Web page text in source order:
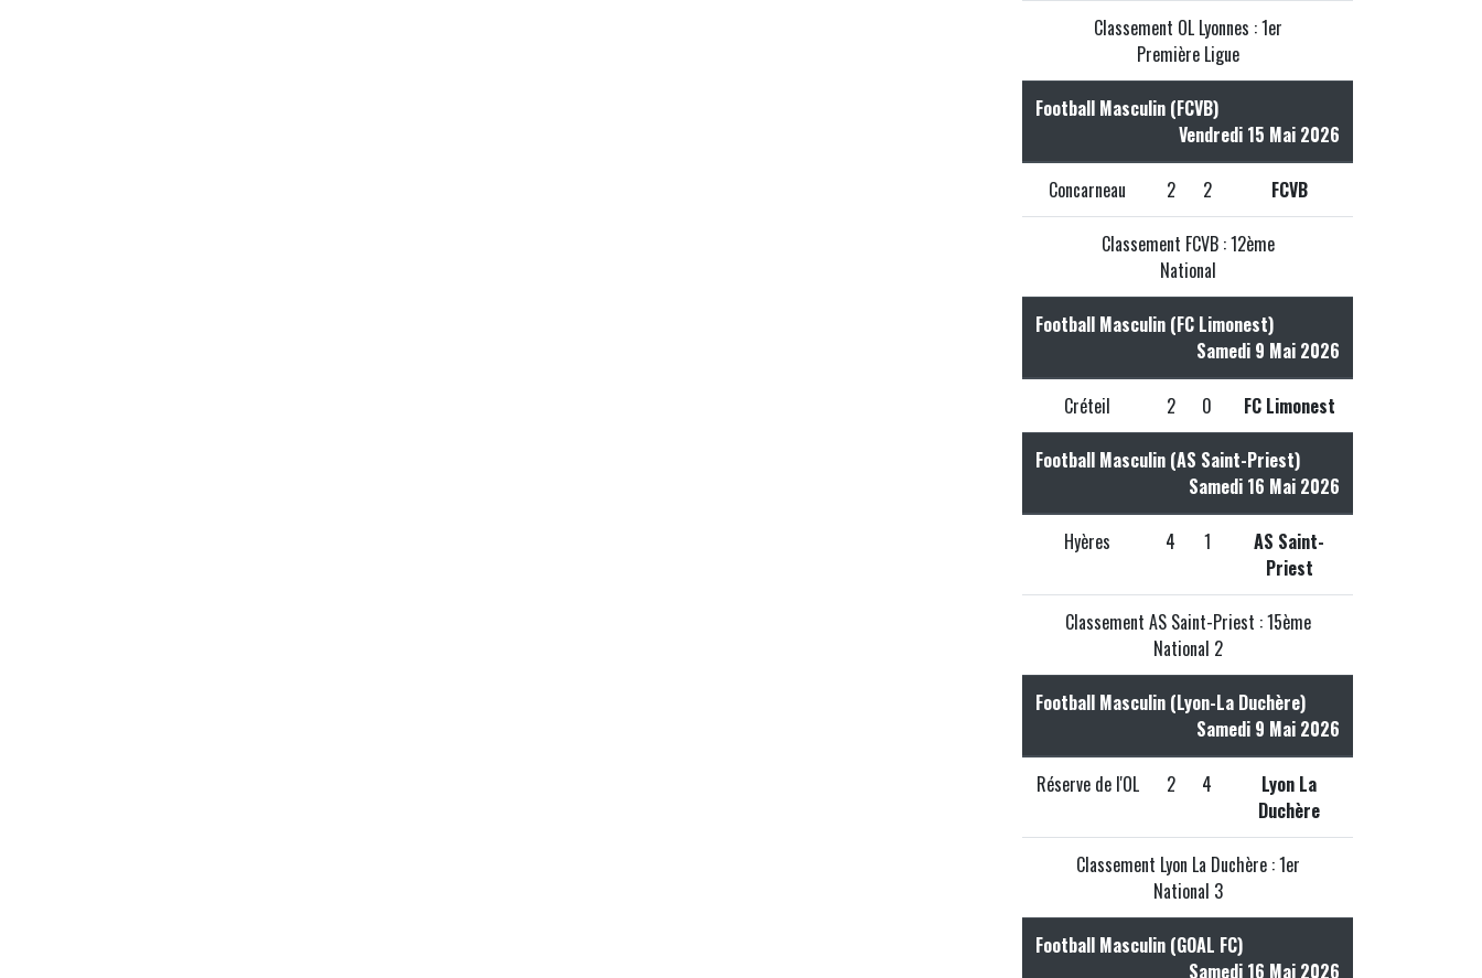
Classement OL Lyonnes : 1er
Première Ligue
Football Masculin (FCVB)
Vendredi 15 Mai 2026
Concarneau 2 2 FCVB
Classement FCVB : 12ème
National
Football Masculin (FC Limonest)
Samedi 9 Mai 2026
Créteil 2 0 FC Limonest
Football Masculin (AS Saint-Priest)
Samedi 16 Mai 2026
Hyères 4 1
AS Saint-
Priest
Classement AS Saint-Priest : 15ème
National 2
Football Masculin (Lyon-La Duchère)
Samedi 9 Mai 2026
Réserve de l'OL 2 4
Lyon La
Duchère
Classement Lyon La Duchère : 1er
National 3
Football Masculin (GOAL FC)
Samedi 16 Mai 2026